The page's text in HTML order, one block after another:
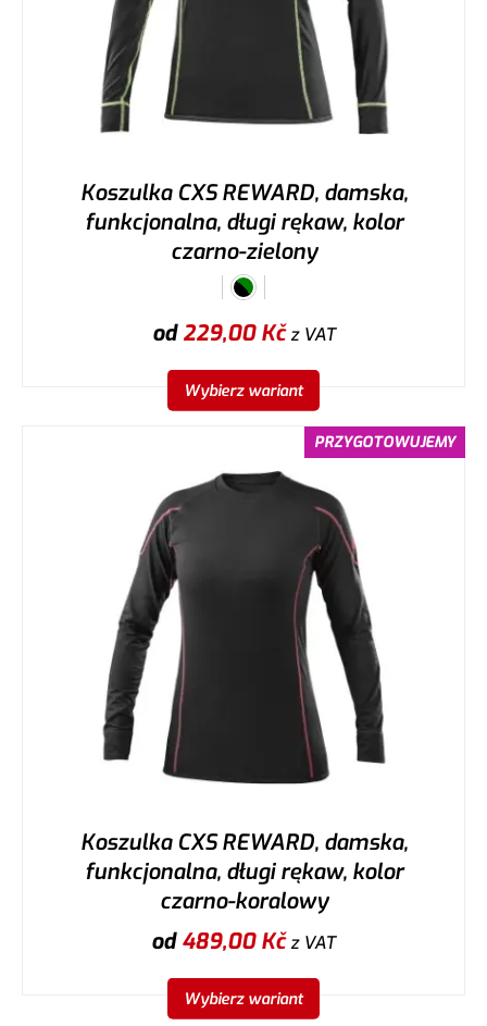
Koszulka CXS REWARD, damska,
funkcjonalna, długi rękaw, kolor
czarno-zielony
od229,00Kčz VAT
Wybierz wariant
PRZYGOTOWUJEMY
Koszulka CXS REWARD, damska,
funkcjonalna, długi rękaw, kolor
czarno-koralowy
od489,00Kčz VAT
Wybierz wariant